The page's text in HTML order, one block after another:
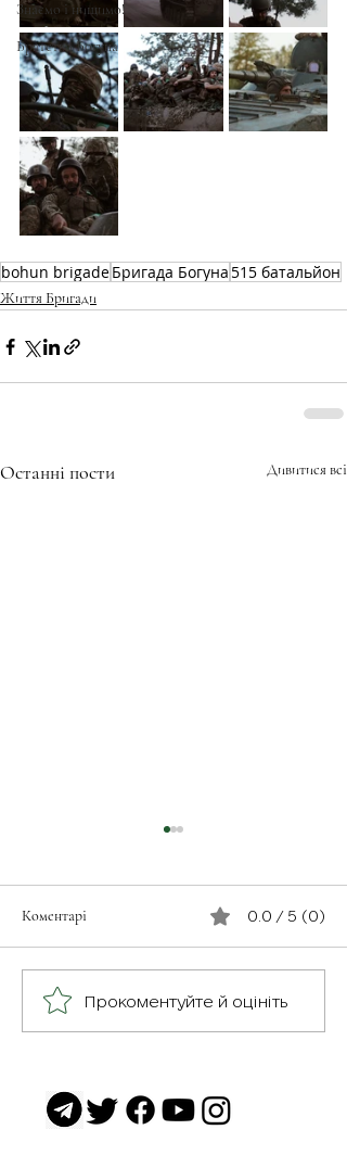
Знаємо і нищимо!
Братство Богуна
bohun brigadeБригада Богуна 515 батальйон
Життя Бригади
Останні пости Дивитися всі
Герої серед нас: медик
Хітмен
Коментарі 0.0 / 5 (0)
Прокоментуйте й оцініть